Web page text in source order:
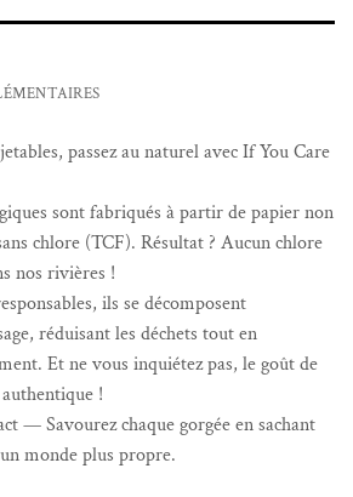
passez au naturel avec If You Care
sont fabriqués à partir de papier non
chlore (TCF). Résultat ? Aucun chlore
nos rivières !
ils se décomposent
réduisant les déchets tout en
Et ne vous inquiétez pas, le goût de
!
— Savourez chaque gorgée en sachant
monde plus propre.